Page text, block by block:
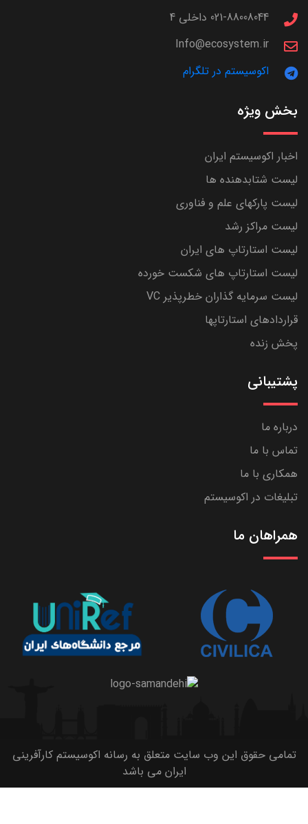
021-88008044 داخلی 4
Info@ecosystem.ir
اکوسیستم در تلگرام
بخش ویژه
اخبار اکوسیستم ایران
لیست شتابدهنده ها
لیست پارکهای علم و فناوری
لیست مراکز رشد
لیست استارتاپ های ایران
لیست استارتاپ های شکست خورده
لیست سرمایه گذاران خطرپذیر VC
قراردادهای استارتاپها
پخش زنده
پشتیبانی
درباره ما
تماس با ما
همکاری با ما
تبلیغات در اکوسیستم
همراهان ما
تمامی حقوق این وب سایت متعلق به رسانه اکوسیستم کارآفرینی
ایران می باشد